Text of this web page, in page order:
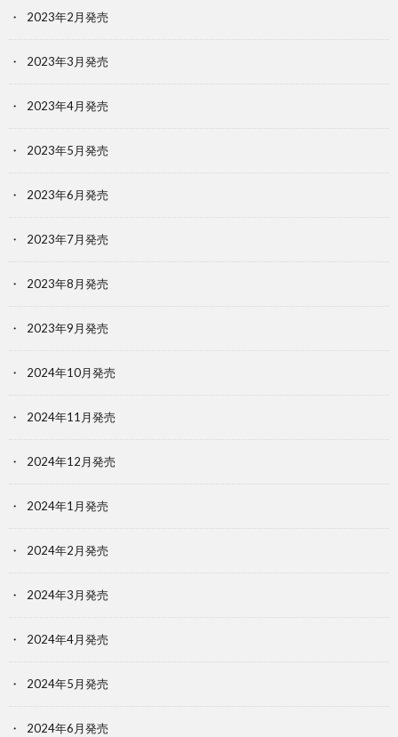
2023年2月発売
2023年3月発売
2023年4月発売
2023年5月発売
2023年6月発売
2023年7月発売
2023年8月発売
2023年9月発売
2024年10月発売
2024年11月発売
2024年12月発売
2024年1月発売
2024年2月発売
2024年3月発売
2024年4月発売
2024年5月発売
2024年6月発売